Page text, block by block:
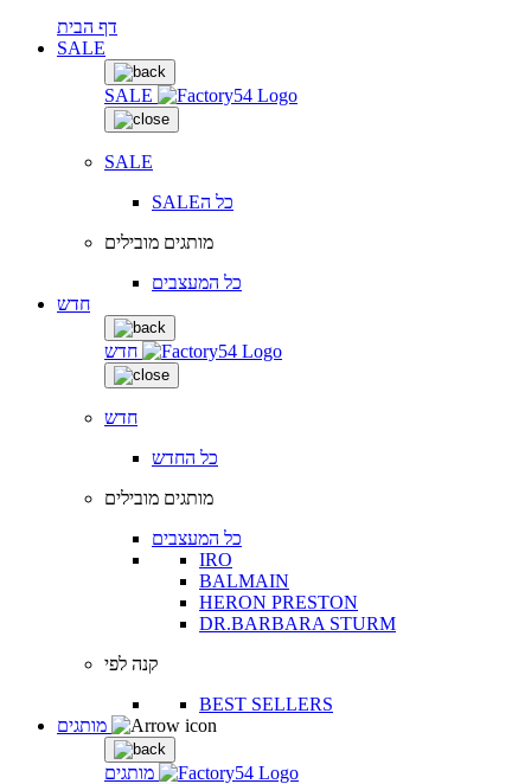
דף הבית
SALE
SALE
SALE
SALEכל ה
מותגים מובילים
כל המעצבים
חדש
חדש
חדש
כל החדש
מותגים מובילים
כל המעצבים
IRO
BALMAIN
HERON PRESTON
DR.BARBARA STURM
קנה לפי
BEST SELLERS
מותגים